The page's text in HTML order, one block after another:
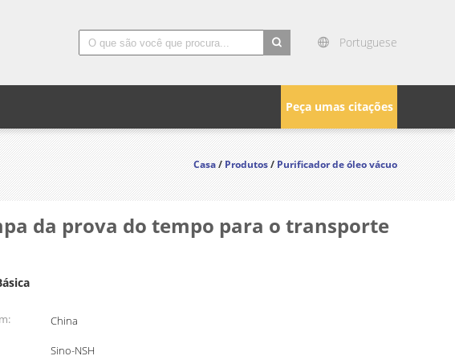
Portuguese
Peça umas citações
Casa/Produtos/Purificador de óleo vácuo
da prova do tempo para o transporte
China
Sino-NSH